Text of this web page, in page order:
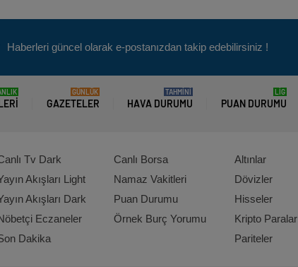
Haberleri güncel olarak e-postanızdan takip edebilirsiniz !
GAZETELER
GÜNLÜK
HAVA DURUMU
TAHMİNİ
PUAN DURUMU
LİG
Tv Dark
Akışları Light
Akışları Dark
Eczaneler
Dakika
Canlı Borsa
Namaz Vakitleri
Puan Durumu
Örnek Burç Yorumu
Altınlar
Dövizler
Hisseler
Kripto Paralar
Pariteler